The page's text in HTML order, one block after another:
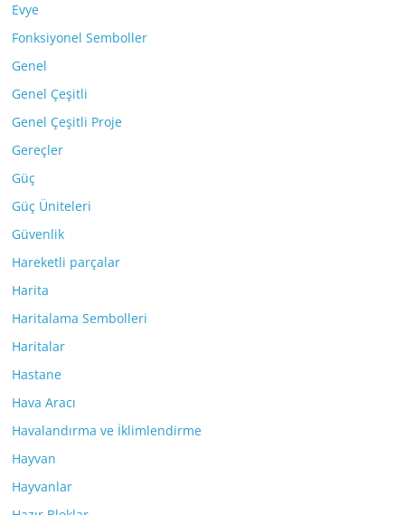
Evye
Fonksiyonel Semboller
Genel
Genel Çeşitli
Genel Çeşitli Proje
Gereçler
Güç
Güç Üniteleri
Güvenlik
Hareketli parçalar
Harita
Haritalama Sembolleri
Haritalar
Hastane
Hava Aracı
Havalandırma ve İklimlendirme
Hayvan
Hayvanlar